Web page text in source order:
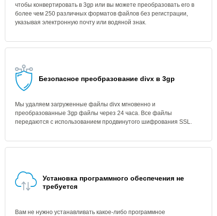
чтобы конвертировать в 3gp или вы можете преобразовать его в
более чем 250 различных форматов файлов без регистрации,
указывая электронную почту или водяной знак.
Безопасное преобразование divx в 3gp
Мы удаляем загруженные файлы divx мгновенно и
преобразованные 3gp файлы через 24 часа. Все файлы
передаются с использованием продвинутого шифрования SSL.
Установка программного обеспечения не
требуется
Вам не нужно устанавливать какое-либо программное